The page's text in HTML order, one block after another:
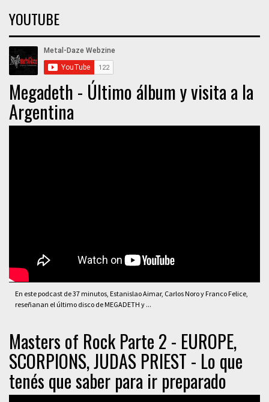
YOUTUBE
Megadeth - Último álbum y visita a la
Argentina
En este podcast de 37 minutos, Estanislao Aimar, Carlos Noro y Franco Felice,
reseñanan el último disco de MEGADETH y ...
Masters of Rock Parte 2 - EUROPE,
SCORPIONS, JUDAS PRIEST - Lo que
tenés que saber para ir preparado